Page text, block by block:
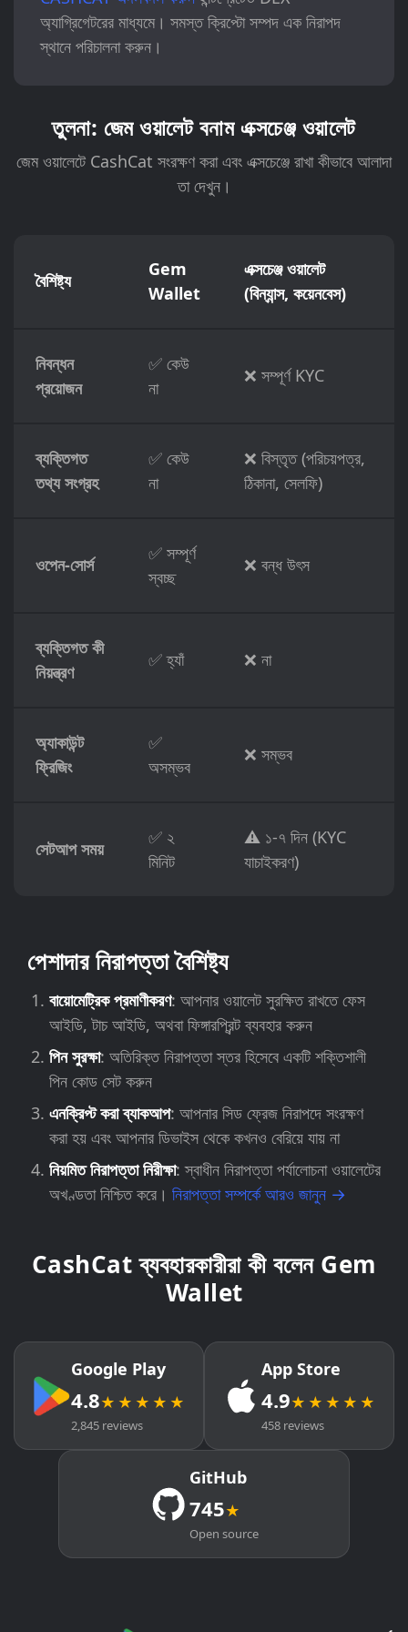
অ্যাগ্রিগেটরের মাধ্যমে। সমস্ত ক্রিপ্টো সম্পদ এক নিরাপদ
স্থানে পরিচালনা করুন।
তুলনা: জেম ওয়ালেট বনাম এক্সচেঞ্জ ওয়ালেট
জেম ওয়ালেটে CashCat সংরক্ষণ করা এবং এক্সচেঞ্জে রাখা কীভাবে আলাদা
তা দেখুন।
বৈশিষ্ট্য
Gem
Wallet
এক্সচেঞ্জ ওয়ালেট
(বিন্যান্স, কয়েনবেস)
নিবন্ধন
প্রয়োজন
✅ কেউ
না
❌ সম্পূর্ণ KYC
ব্যক্তিগত
তথ্য সংগ্রহ
✅ কেউ
না
❌ বিস্তৃত (পরিচয়পত্র,
ঠিকানা, সেলফি)
ওপেন-সোর্স
✅ সম্পূর্ণ
স্বচ্ছ
❌ বন্ধ উৎস
ব্যক্তিগত কী
নিয়ন্ত্রণ
✅ হ্যাঁ ❌ না
অ্যাকাউন্ট
ফ্রিজিং
✅
অসম্ভব
❌ সম্ভব
সেটআপ সময়
✅ ২
মিনিট
⚠️ ১-৭ দিন (KYC
যাচাইকরণ)
পেশাদার নিরাপত্তা বৈশিষ্ট্য
বায়োমেট্রিক প্রমাণীকরণ: আপনার ওয়ালেট সুরক্ষিত রাখতে ফেস
আইডি, টাচ আইডি, অথবা ফিঙ্গারপ্রিন্ট ব্যবহার করুন
পিন সুরক্ষা: অতিরিক্ত নিরাপত্তা স্তর হিসেবে একটি শক্তিশালী
পিন কোড সেট করুন
এনক্রিপ্ট করা ব্যাকআপ: আপনার সিড ফ্রেজ নিরাপদে সংরক্ষণ
করা হয় এবং আপনার ডিভাইস থেকে কখনও বেরিয়ে যায় না
নিয়মিত নিরাপত্তা নিরীক্ষা: স্বাধীন নিরাপত্তা পর্যালোচনা ওয়ালেটের
অখণ্ডতা নিশ্চিত করে। নিরাপত্তা সম্পর্কে আরও জানুন →
CashCat ব্যবহারকারীরা কী বলেন Gem
Wallet
Google Play
4.8★★★★★
2,845 reviews
App Store
4.9★★★★★
458 reviews
GitHub
745★
Open source